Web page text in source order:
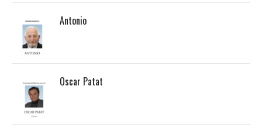
Antonio
Oscar Patat